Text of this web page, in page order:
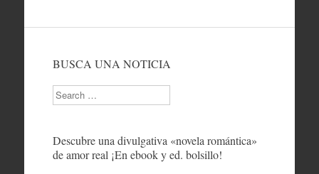
BUSCA UNA NOTICIA
Search
Descubre una divulgativa «novela romántica»
de amor real ¡En ebook y ed. bolsillo!